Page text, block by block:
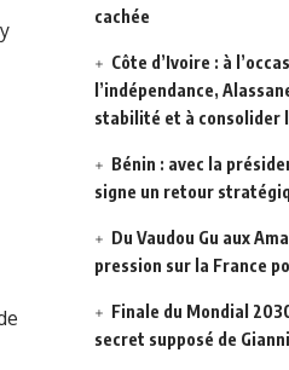
cachée
Côte d’Ivoire : à
l’indépendance,
stabilité et à consolider
Bénin : avec la
signe un retour
Du Vaudou Gu aux
pression sur la France
Finale du Mondial
secret supposé de